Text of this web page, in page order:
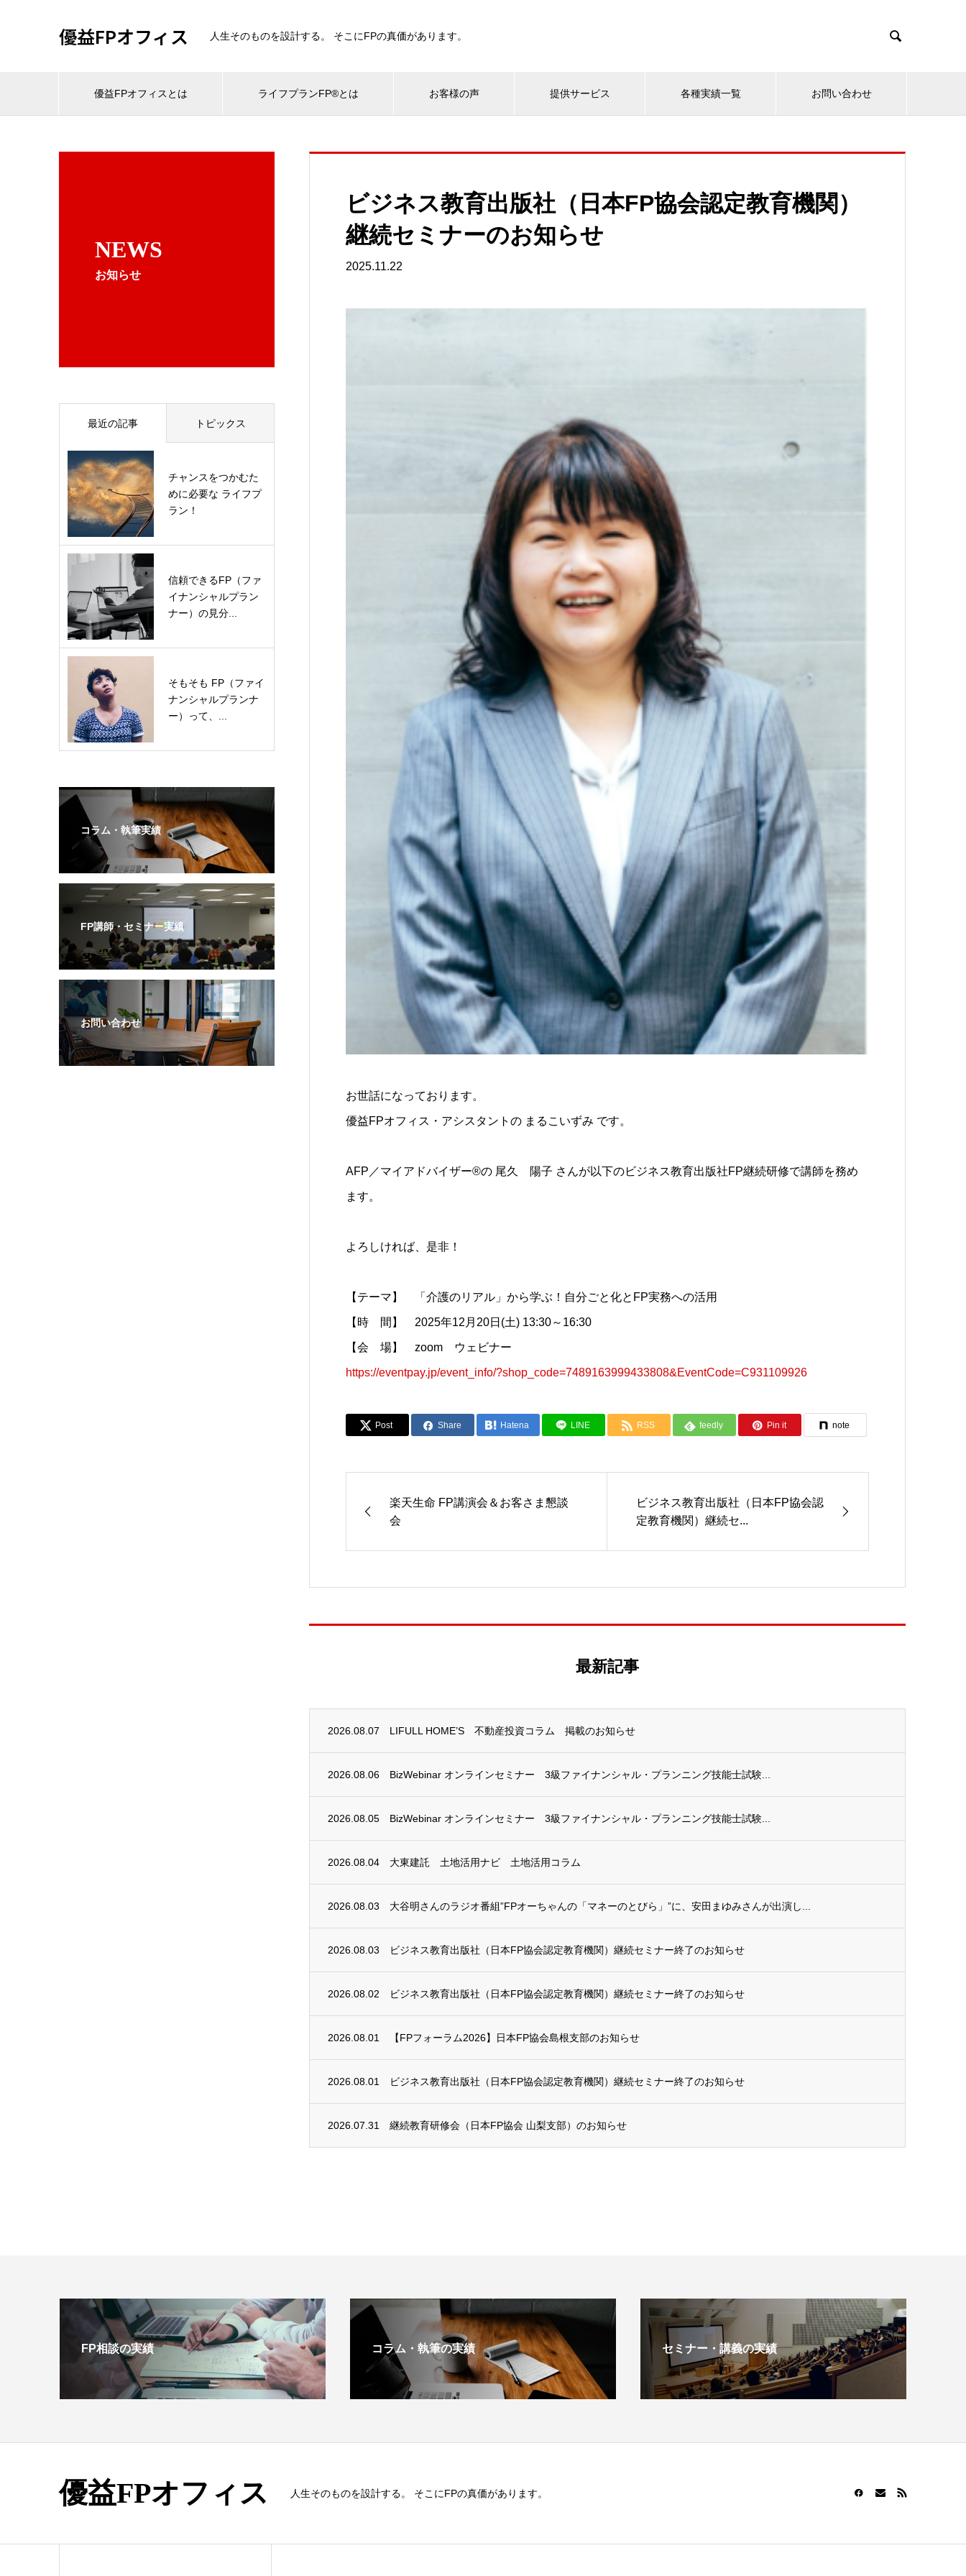
優益FPオフィス 人生そのものを設計する。 そこにFPの真価があります。 
優益FPオフィスとは ライフプランFP®とは お客様の声 提供サービス 各種実績一覧 お問い合わせ
NEWS
お知らせ
ビジネス教育出版社（日本FP協会認定教育機関）
継続セミナーのお知らせ
2025.11.22
お世話になっております。
優益FPオフィス・アシスタントの まるこいずみ です。
AFP／マイアドバイザー®︎の 尾久 陽子 さんが以下のビジネス教育出版社FP継続研修で講師を務め
ます。
よろしければ、是非！
【テーマ】 「介護のリアル」から学ぶ！自分ごと化とFP実務への活用
【時 間】 2025年12月20日(土) 13:30～16:30
【会 場】 zoom ウェビナー
https://eventpay.jp/event_info/?shop_code=7489163999433808&EventCode=C931109926
Post Share Hatena LINE RSS feedly Pin it note
楽天生命 FP講演会＆お客さま懇談
会
ビジネス教育出版社（日本FP協会認
定教育機関）継続セ...
最新記事
2026.08.07 LIFULL HOME’S 不動産投資コラム 掲載のお知らせ
2026.08.06 BizWebinar オンラインセミナー 3級ファイナンシャル・プランニング技能士試験...
2026.08.05 BizWebinar オンラインセミナー 3級ファイナンシャル・プランニング技能士試験...
2026.08.04 大東建託 土地活用ナビ 土地活用コラム
2026.08.03 大谷明さんのラジオ番組”FPオーちゃんの「マネーのとびら」”に、安田まゆみさんが出演し...
2026.08.03 ビジネス教育出版社（日本FP協会認定教育機関）継続セミナー終了のお知らせ
2026.08.02 ビジネス教育出版社（日本FP協会認定教育機関）継続セミナー終了のお知らせ
2026.08.01 【FPフォーラム2026】日本FP協会島根支部のお知らせ
2026.08.01 ビジネス教育出版社（日本FP協会認定教育機関）継続セミナー終了のお知らせ
2026.07.31 継続教育研修会（日本FP協会 山梨支部）のお知らせ
最近の記事 トピックス
チャンスをつかむた
めに必要な ライフプ
ラン！
信頼できるFP（ファ
イナンシャルプラン
ナー）の見分...
そもそも FP（ファイ
ナンシャルプランナ
ー）って、...
コラム・執筆実績
FP講師・セミナー実績
お問い合わせ
FP相談の実績 コラム・執筆の実績 セミナー・講義の実績
優益FPオフィス 人生そのものを設計する。 そこにFPの真価があります。